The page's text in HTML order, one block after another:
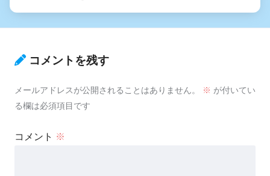
コメントを残す
メールアドレスが公開されることはありません。 ※ が付いてい
る欄は必須項目です
コメント ※